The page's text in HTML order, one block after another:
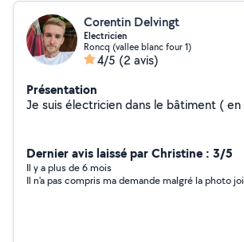
Corentin Delvingt
Electricien
Roncq (vallee blanc four 1)
4/5 (2 avis)
Présentation
Je suis électricien dans le bâtiment ( en
Dernier avis laissé par Christine : 3/5
Il y a plus de 6 mois
Il n'a pas compris ma demande malgré la photo